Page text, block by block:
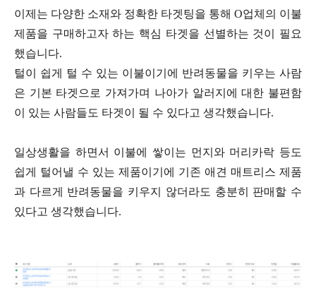
이제는 다양한 소재와 정확한 타겟팅을 통해 O업체의 이불
제품을 구매하고자 하는 핵심 타겟을 선별하는 것이 필요
했습니다.
털이 쉽게 털 수 있는 이불이기에 반려동물을 키우는 사람
은 기본 타겟으로 가져가며 나아가 알러지에 대한 불편함
이 있는 사람들도 타겟이 될 수 있다고 생각했습니다.
일상생활을 하면서 이불에 쌓이는 먼지와 머리카락 등도
쉽게 털어낼 수 있는 제품이기에 기존 애견 매트리스 제품
과 다르게 반려동물을 키우지 않더라도 충분히 판매할 수
있다고 생각했습니다.